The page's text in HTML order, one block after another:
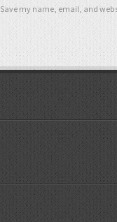
Save my name, email, and